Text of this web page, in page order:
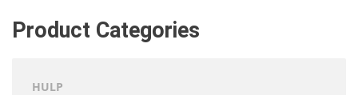
Product Categories
HULP